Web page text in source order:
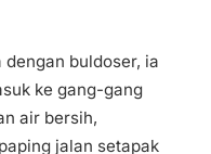
buldoser, ia
ke gang-gang
air bersih,
jalan setapak